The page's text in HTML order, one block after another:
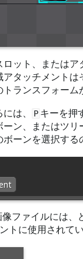
ット、または
アタッチメント
ランスフォーム
は、 P キーを押
ン、またはツ
ーンを選択する
像ファイルには
トに使用されて